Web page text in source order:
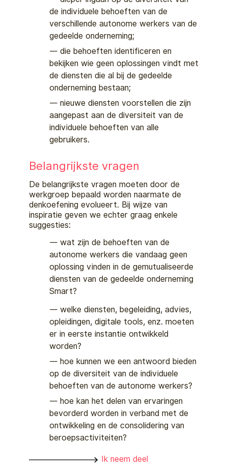
de individuele behoeften van de
verschillende autonome werkers van de
gedeelde onderneming;
die behoeften identificeren en
bekijken wie geen oplossingen vindt met
de diensten die al bij de gedeelde
onderneming bestaan;
nieuwe diensten voorstellen die zijn
aangepast aan de diversiteit van de
individuele behoeften van alle
gebruikers.
Belangrijkste vragen
De belangrijkste vragen moeten door de
werkgroep bepaald worden naarmate de
denkoefening evolueert. Bij wijze van
inspiratie geven we echter graag enkele
suggesties:
wat zijn de behoeften van de
autonome werkers die vandaag geen
oplossing vinden in de gemutualiseerde
diensten van de gedeelde onderneming
Smart?
welke diensten, begeleiding, advies,
opleidingen, digitale tools, enz. moeten
er in eerste instantie ontwikkeld
worden?
hoe kunnen we een antwoord bieden
op de diversiteit van de individuele
behoeften van de autonome werkers?
hoe kan het delen van ervaringen
bevorderd worden in verband met de
ontwikkeling en de consolidering van
beroepsactiviteiten?
Ik neem deel